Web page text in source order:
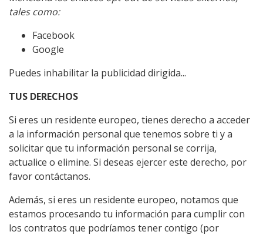
tales como:
Facebook
Google
Puedes inhabilitar la publicidad dirigida...
TUS DERECHOS
Si eres un residente europeo, tienes derecho a acceder
a la información personal que tenemos sobre ti y a
solicitar que tu información personal se corrija,
actualice o elimine. Si deseas ejercer este derecho, por
favor contáctanos.
Además, si eres un residente europeo, notamos que
estamos procesando tu información para cumplir con
los contratos que podríamos tener contigo (por